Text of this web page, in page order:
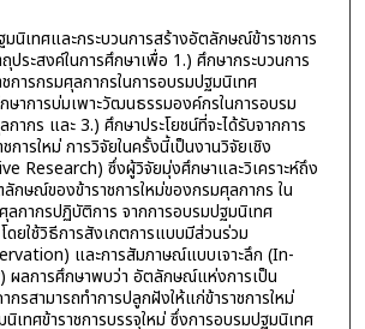
มนิเทศและกระบวนการสร้างอัตลักษณ์ข้าราชการ
ประสงค์ในการศึกษาเพื่อ 1.) ศึกษากระบวนการ
ารกรมศุลกากรในการอบรมปฐมนิเทศ
ษาการบ่มเพาะวัฒนธรรมองค์กรในการอบรม
ากร และ 3.) ศึกษาประโยชน์ที่จะได้รับจากการ
การใหม่ การวิจัยในครั้งนี้เป็นงานวิจัยเชิง
Research) ซึ่งผู้วิจัยมุ่งศึกษาและวิเคราะห์ถึง
กษณ์ของข้าราชการใหม่ของกรมศุลกากร ใน
ลกากรปฏิบัติการ จากการอบรมปฐมนิเทศ
ดยใช้วิธีการสังเกตการแบบมีส่วนร่วม
และการสัมภาษณ์แบบเจาะลึก (In-
ลการศึกษาพบว่า อัตลักษณ์แห่งการเป็น
กรสามารถทำการปลูกฝังให้แก่ข้าราชการใหม่
เทศข้าราชการบรรจุใหม่ ซึ่งการอบรมปฐมนิเทศ